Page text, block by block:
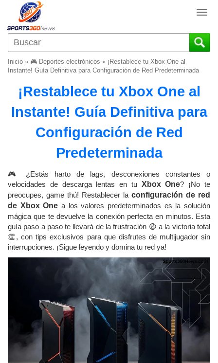
T
g
g
i
Inicio » 🎮 Deportes electrónicos » ¡Restablece tu Xbox One al
Instante! Guía Definitiva para Configuración de Red Predeterminada
¡Restablece tu Xbox One al
Instante! Guía Definitiva para
Configuración de Red
Predeterminada
🎮 ¿Estás harto de lags, desconexiones constantes o
velocidades de descarga lentas en tu Xbox One? ¡No te
preocupes, game thủ! Restablecer la configuración de red
de Xbox One a los valores predeterminados es la solución
mágica que te devuelve la conexión perfecta en minutos. Esta
guía paso a paso te llevará de la frustración 😩 a la victoria total
👏, con tips exclusivos para que disfrutes de multijugador sin
interrupciones. ¡Sigue leyendo y domina tu red ya!